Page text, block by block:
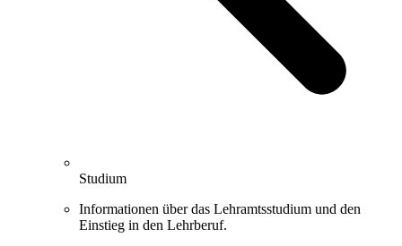
Studium
Informationen über das Lehramtsstudium und den
Einstieg in den Lehrberuf.